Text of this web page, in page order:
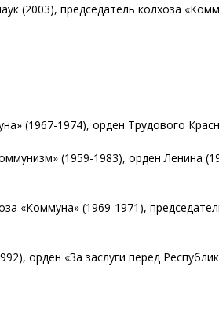
(2003), председатель колхоза
(1967-1974), орден Трудового
(1959-1983), орден Ленина
«Коммуна» (1969-1971),
орден «За заслуги перед